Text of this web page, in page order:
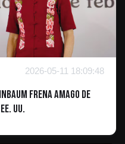
2026-05-11 18:09:48
frena amago de
UU.